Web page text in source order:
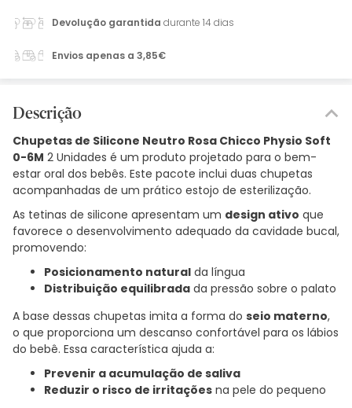
Devolução garantida durante 14 dias
Envios apenas a 3,85€
Descrição
Chupetas de Silicone Neutro Rosa Chicco Physio Soft
0-6M 2 Unidades é um produto projetado para o bem-
estar oral dos bebês. Este pacote inclui duas chupetas
acompanhadas de um prático estojo de esterilização.
As tetinas de silicone apresentam um design ativo que
favorece o desenvolvimento adequado da cavidade bucal,
promovendo:
Posicionamento natural da língua
Distribuição equilibrada da pressão sobre o palato
A base dessas chupetas imita a forma do seio materno,
o que proporciona um descanso confortável para os lábios
do bebê. Essa característica ajuda a:
Prevenir a acumulação de saliva
Reduzir o risco de irritações na pele do pequeno